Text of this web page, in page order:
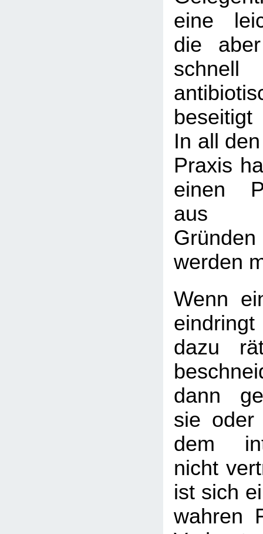
eine
die
In all
Praxis
einen
aus
werden
Wenn
dazu
dann
sie oder
dem
nicht
ist sich
wahren